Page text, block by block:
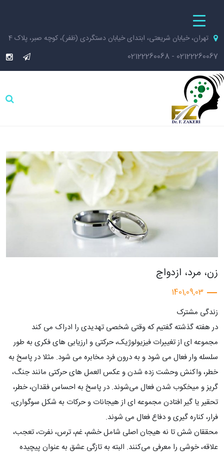
تهران، خیابان شریعتی، ابتدای خیابان دستگردی (ظفر)، کوچه صبر، پلاک 4
02122260067
-
02122260068
زن، مرد، ازدواج
1401,09,03
زندگی مشترک
در هفته گذشته گفتیم که وقتی شخصی تهدیدی را ادراک می کند
مجموعه ای از تغییرات فیزیولوژیک، حرکتی و ارزیابی های فکری به طور
سلسله وار فعال می شود و به درون فرد مخابره می شود. مثلا در پاسخ به
خطر، واکنش وحشت زده شدن و عکس العمل های حرکتی مانند جنگ،
گریز و میخکوب شدن فعال می‌شوند. در پاسخ به احساس فقدان، خطر،
تحقیر یا گیر افتادن مجموعه ای از هیجانات و حرکات به شکل سوگواری،
فرار، کناره گیری و دفاع فعال می شوند.
محققان شش تا نه هیجان اصلی شامل خشم، غم، ترس، نفرت، تعجب،
علاقه، خوشی را معرفی می‌کنند. البته به تازگی عشق به عنوان پیچیده